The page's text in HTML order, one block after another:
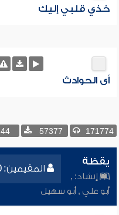
خذي قلبي إليك
أى الحوادث
171774
57377
المقيمين: 10
يقظة
إنشاد: ,
أبو علي ,أبو سهيل